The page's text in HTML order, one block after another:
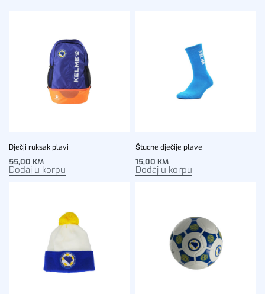
Dječji ruksak plavi
55,00 KM
Dodaj u korpu
Štucne dječije plave
15,00 KM
Dodaj u korpu